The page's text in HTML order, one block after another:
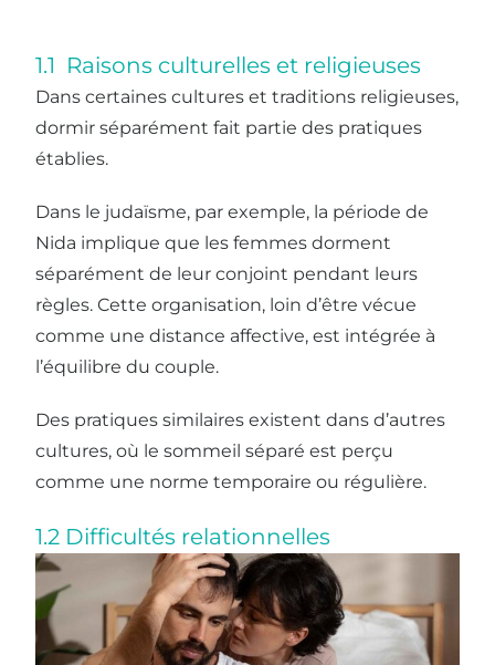
1.1 Raisons culturelles et religieuses
Dans certaines cultures et traditions religieuses,
dormir séparément fait partie des pratiques
établies.
Dans le judaïsme, par exemple, la période de
Nida implique que les femmes dorment
séparément de leur conjoint pendant leurs
règles. Cette organisation, loin d’être vécue
comme une distance affective, est intégrée à
l’équilibre du couple.
Des pratiques similaires existent dans d’autres
cultures, où le sommeil séparé est perçu
comme une norme temporaire ou régulière.
1.2 Difficultés relationnelles